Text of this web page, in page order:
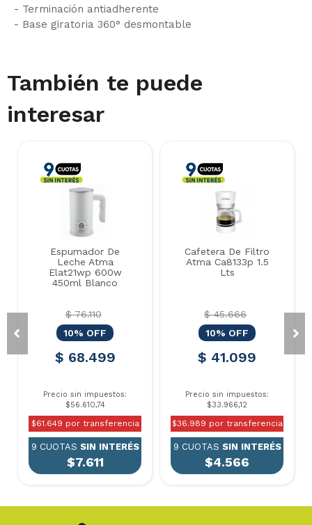
- Terminación antiadherente
- Base giratoria 360° desmontable
También te puede
interesar
Espumador De
Leche Atma
Elat21wp 600w
450ml Blanco
$ 76.110
10% OFF
$ 68.499
Precio sin impuestos:
$56.610,74
$61.649 por transferencia
9 CUOTAS SIN INTERÉS
$7.611
Cafetera De Filtro
Atma Ca8133p 1.5
Lts
$ 45.666
10% OFF
$ 41.099
Precio sin impuestos:
$33.966,12
$36.989 por transferencia
9 CUOTAS SIN INTERÉS
$4.566